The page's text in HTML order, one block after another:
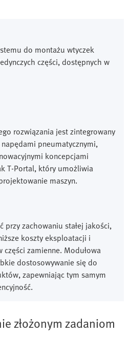
do montażu wtyczek
części, dostępnych w
rozwiązania jest zintegrowany
napędami pneumatycznymi,
koncepcjami
T-Portal, który umożliwia
maszyn.
przy zachowaniu stałej jakości,
koszty eksploatacji i
części zamienne. Modułowa
dostosowywanie się do
zapewniając tym samym
złożonym zadaniom